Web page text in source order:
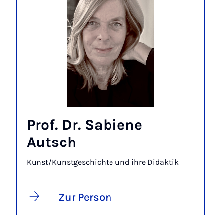
Prof. Dr. Sabiene
Autsch
Kunst/Kunstgeschichte und ihre Didaktik
Zur Person